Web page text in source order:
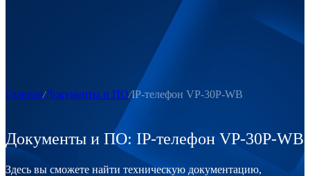
Главная Документы и ПО IP-телефон VP-30P-WB
Документы и ПО: IP-телефон VP-30P-WB
Здесь вы сможете найти техническую документацию,